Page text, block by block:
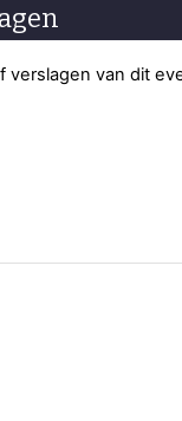
verslagen van dit